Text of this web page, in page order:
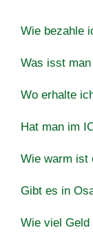
Wie bezahle
Was isst
Wo erhalte
Hat man im
Wie warm ist
Gibt es in
Wie viel Geld